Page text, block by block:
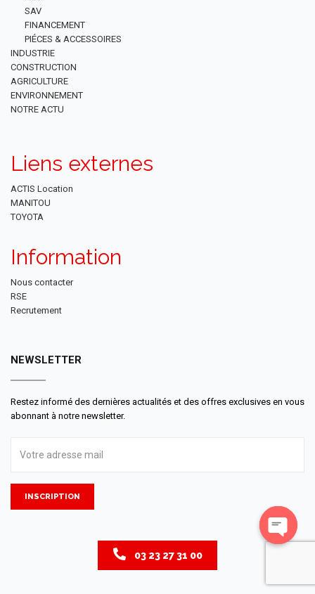
SAV
FINANCEMENT
PIÉCES & ACCESSOIRES
INDUSTRIE
CONSTRUCTION
AGRICULTURE
ENVIRONNEMENT
NOTRE ACTU
Liens externes
ACTIS Location
MANITOU
TOYOTA
Information
Nous contacter
RSE
Recrutement
NEWSLETTER
Restez informé des dernières actualités et des offres exclusives en vous
abonnant à notre newsletter.
INSCRIPTION
03 23 27 31 00
Open